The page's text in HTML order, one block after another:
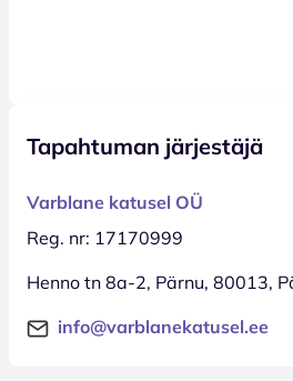
Tapahtuman järjestäjä
Varblane katusel OÜ
Reg. nr: 17170999
Henno tn 8a-2, Pärnu, 80013,
info@varblanekatusel.ee